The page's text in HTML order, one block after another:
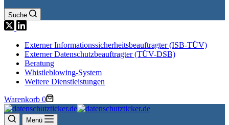
Suche
Externer Informationssicherheitsbeauftragter (ISB-TÜV)
Externer Datenschutzbeauftragter (TÜV-DSB)
Beratung
Whistleblowing-System
Weitere Dienstleistungen
Warenkorb 0
Menü